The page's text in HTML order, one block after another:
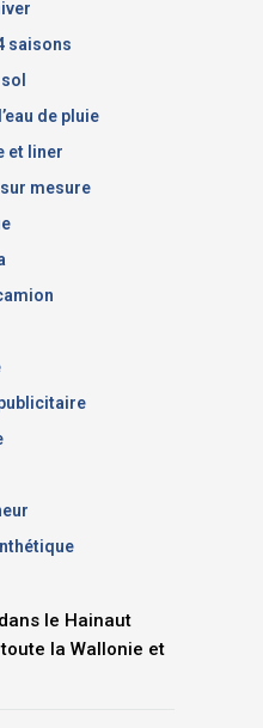
saisons
de pluie
et liner
mesure
le Hainaut
la Wallonie et